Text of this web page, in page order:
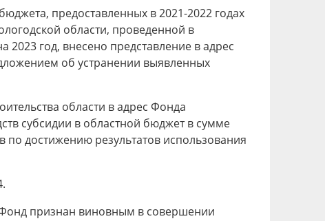
предоставленных в 2021-2022 годах
области, проведенной в
2023 год, внесено представление в адрес
об устранении выявленных
области в адрес Фонда
субсидии в областной бюджет в сумме
по достижению результатов использования
Фонд признан виновным в совершении